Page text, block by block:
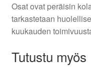
Osat ovat peräisin
tarkastetaan
kuukauden
Tutustu myös